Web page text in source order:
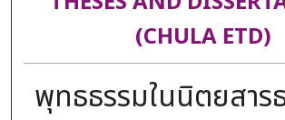
(CHULA ETD)
พุทธธรรมในนิตยสาร